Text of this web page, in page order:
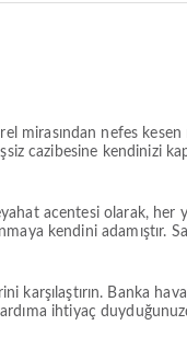
mirasından nefes
cazibesine kendinizi
acentesi olarak, her
kendini adamıştır.
Banka
ihtiyaç